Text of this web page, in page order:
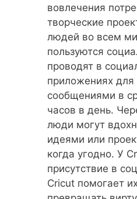
вовлечения
творческие
людей во всем
пользуются
проводят в
приложениях
сообщениями в
часов в день.
люди могут
идеями или
когда угодно. У
присутствие в
Cricut помогает